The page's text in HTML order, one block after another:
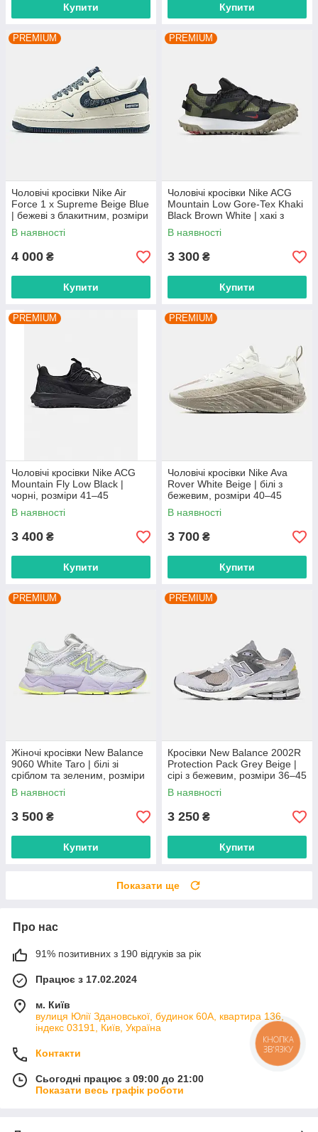
Купити Купити
PREMIUM
Чоловічі кросівки Nike Air
Force 1 x Supreme Beige Blue
| бежеві з блакитним, розміри
41–45
В наявності
4 000 ₴
Купити
PREMIUM
Чоловічі кросівки Nike ACG
Mountain Low Gore-Tex Khaki
Black Brown White | хакі з
чорним та коричневим,
розміри 41–45
В наявності
3 300 ₴
Купити
PREMIUM
Чоловічі кросівки Nike ACG
Mountain Fly Low Black |
чорні, розміри 41–45
В наявності
3 400 ₴
Купити
PREMIUM
Чоловічі кросівки Nike Ava
Rover White Beige | білі з
бежевим, розміри 40–45
В наявності
3 700 ₴
Купити
PREMIUM
Жіночі кросівки New Balance
9060 White Taro | білі зі
сріблом та зеленим, розміри
36–41
В наявності
3 500 ₴
Купити
PREMIUM
Кросівки New Balance 2002R
Protection Pack Grey Beige |
сірі з бежевим, розміри 36–45
В наявності
3 250 ₴
Купити
Показати ще
Про нас
91% позитивних з 190 відгуків за рік
Працює з 17.02.2024
м. Київ
вулиця Юлії Здановської, будинок 60А, квартира 136,
індекс 03191, Київ, Україна
Контакти
Сьогодні працює з 09:00 до 21:00
Показати весь графік роботи
КНОПКА
ЗВ'ЯЗКУ